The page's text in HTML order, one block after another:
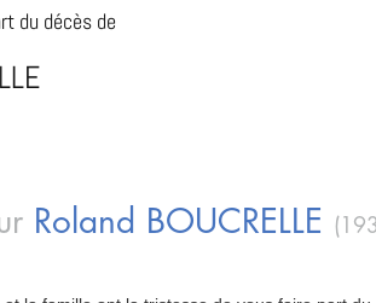
du décès de